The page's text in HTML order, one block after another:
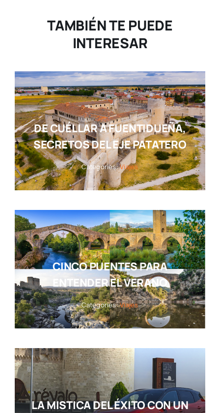
TAMBIÉN TE PUEDE
INTERESAR
DE CUÉLLAR A FUENTIDUEÑA,
SECRETOS DEL EJE PATATERO
Categories:Viajes
CINCO PUENTES PARA
ENTENDER EL VERANO
Categories:Viajes
LA MISTICA DEL ÉXITO CON UN